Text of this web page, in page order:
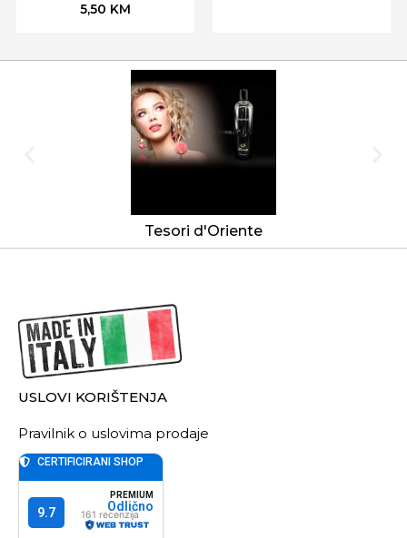
5,50 KM
Tesori d'Oriente
USLOVI KORIŠTENJA
Pravilnik o uslovima prodaje